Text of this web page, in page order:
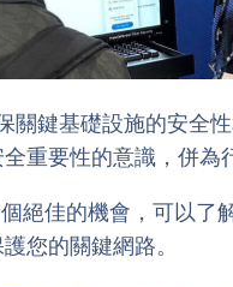
保關鍵基礎設施的安全
重要性的意識，併為
絕佳的機會，可以了
您的關鍵網路。